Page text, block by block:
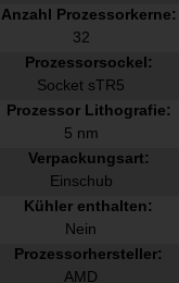
Anzahl Prozessorkerne:
32
Prozessorsockel:
Socket sTR5
Prozessor Lithografie:
5 nm
Verpackungsart:
Einschub
Kühler enthalten:
Nein
Prozessorhersteller:
AMD